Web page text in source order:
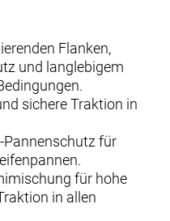
Flanken,
und langlebigem
sichere Traktion in
Pannenschutz für
für hohe
in allen